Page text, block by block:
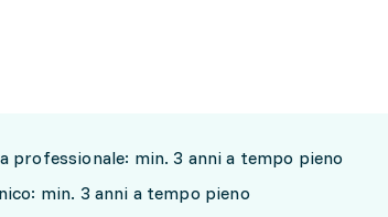
professionale: min. 3 anni a tempo pieno
min. 3 anni a tempo pieno